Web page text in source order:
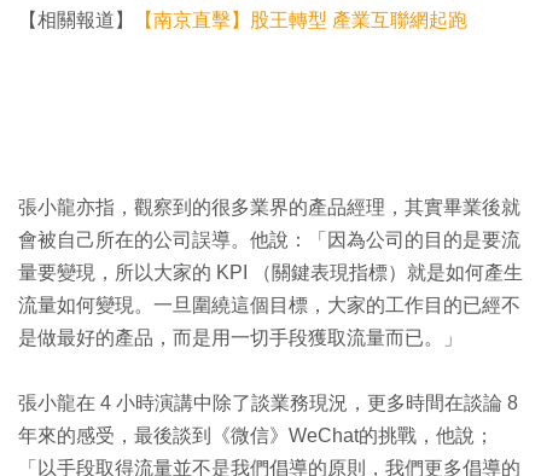
【相關報道】 【南京直擊】股王轉型 產業互聯網起跑
張小龍亦指，觀察到的很多業界的產品經理，其實畢業後就
會被自己所在的公司誤導。他說：「因為公司的目的是要流
量要變現，所以大家的 KPI （關鍵表現指標）就是如何產生
流量如何變現。一旦圍繞這個目標，大家的工作目的已經不
是做最好的產品，而是用一切手段獲取流量而已。」
張小龍在 4 小時演講中除了談業務現況，更多時間在談論 8
年來的感受，最後談到《微信》WeChat的挑戰，他說；
「以手段取得流量並不是我們倡導的原則，我們更多倡導的